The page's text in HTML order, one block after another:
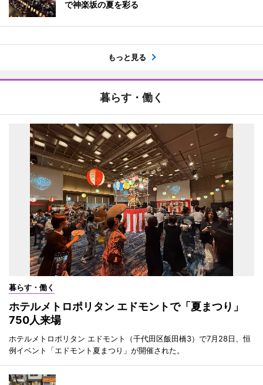
で神楽坂の夏を彩る
もっと見る
暮らす・働く
暮らす・働く
ホテルメトロポリタン エドモントで「夏まつり」
750人来場
ホテルメトロポリタン エドモント（千代田区飯田橋3）で7月28日、恒
例イベント「エドモント夏まつり」が開催された。